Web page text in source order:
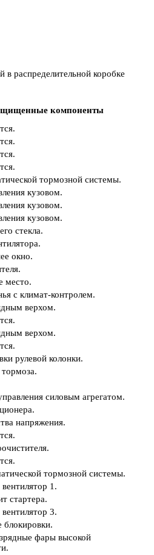
в распределительной коробке
компоненты
тормозной системы.
кузовом.
кузовом.
кузовом.
стекла.
окно.
место.
с климат-контролем.
верхом.
верхом.
рулевой колонки.
силовым агрегатом.
напряжения.
тормозной системы.
1.
стартера.
3.
блокировки.
фары высокой